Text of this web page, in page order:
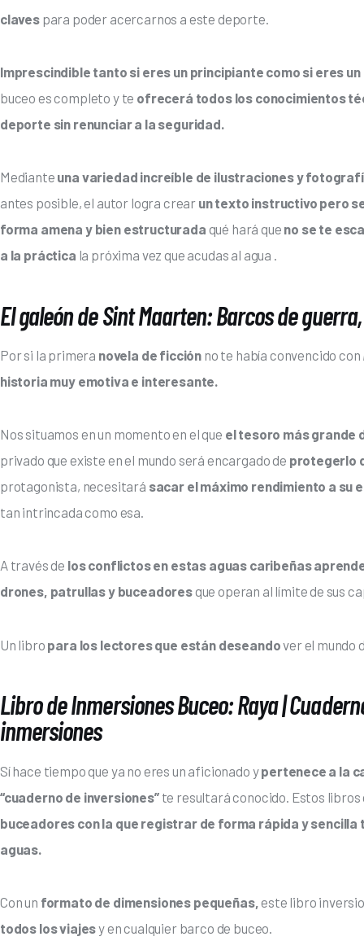
claves para poder acercarnos a este deporte.
Imprescindible tanto si eres un principiante como si eres
buceo es completo y te ofrecerá todos los conocimientos
deporte sin renunciar a la seguridad.
Mediante una variedad increíble de ilustraciones y
antes posible, el autor logra crear un texto instructivo pero
forma amena y bien estructurada qué hará que no se te
a la práctica la próxima vez que acudas al agua .
El galeón de Sint Maarten: Barcos de
Por si la primera novela de ficción no te había convencido con
historia muy emotiva e interesante.
Nos situamos en un momento en el que el tesoro más grande
privado que existe en el mundo será encargado de protegerlo
protagonista, necesitará sacar el máximo rendimiento a su
tan intrincada como esa.
A través de los conflictos en estas aguas caribeñas
drones, patrullas y buceadores que operan al límite de sus
Un libro para los lectores que están deseando ver el mundo
Libro de Inmersiones Buceo: Raya |
inmersiones
Sí hace tiempo que ya no eres un aficionado y pertenece a la
“cuaderno de inversiones” te resultará conocido. Estos libros
buceadores con la que registrar de forma rápida y
aguas.
Con un formato de dimensiones pequeñas, este libro
todos los viajes y en cualquier barco de buceo.